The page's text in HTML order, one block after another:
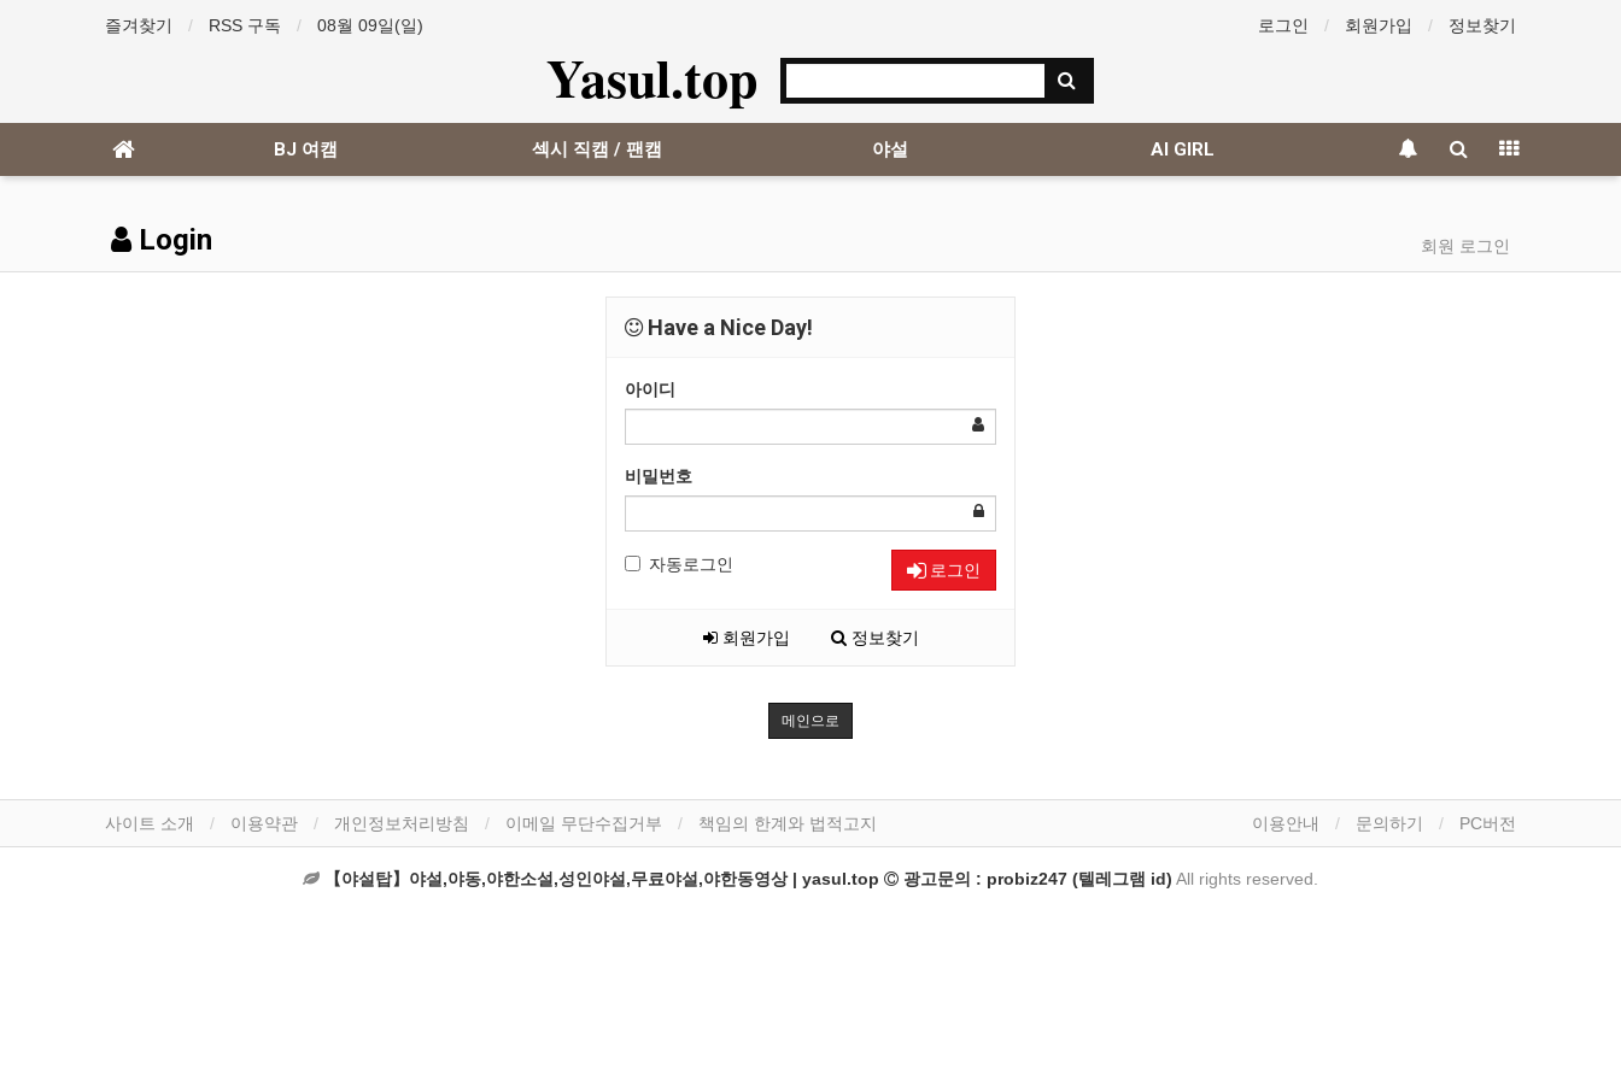
즐겨찾기 RSS 구독 08월 09일(일) 로그인 회원가입 정보찾기
Yasul.top
BJ 여캠 섹시 직캠 / 팬캠 야설 AI GIRL
Login 회원 로그인
Have a Nice Day!
아이디
비밀번호
자동로그인 로그인
회원가입 정보찾기
메인으로
사이트 소개 이용약관 개인정보처리방침 이메일 무단수집거부 책임의 한계와 법적고지 이용안내 문의하기 PC버전
【야설탑】야설,야동,야한소설,성인야설,무료야설,야한동영상 | yasul.top 광고문의 : probiz247 (텔레그램 id) All rights reserved.